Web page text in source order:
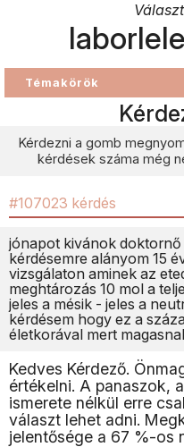
Témakörök
Kérdezni a gomb
kérdések száma még
#107023 kérdés
jónapot kivánok
kérdésemre alányom 15
vizsgálaton aminek az
meghtározás 10 mol a
jeles a mésik - jeles a
kérdésem hogy ez a
életkorával mert
Kedves Kérdező.
értékelni. A panaszok,
ismerete nélkül erre
választ lehet adni.
jelentősége a 67 %-os